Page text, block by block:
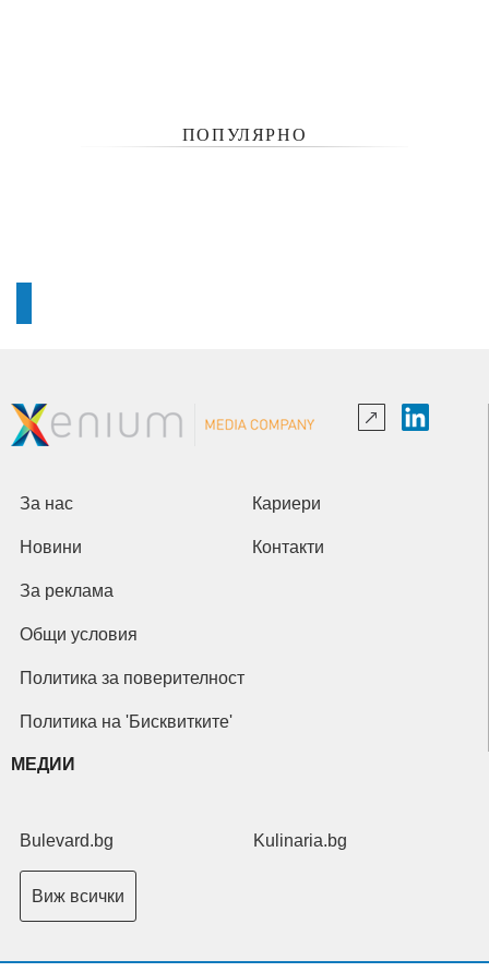
ПОПУЛЯРНО
За нас Кариери
Новини Контакти
За реклама
Общи условия
Политика за поверителност
Политика на 'Бисквитките'
МЕДИИ
Bulevard.bg Kulinaria.bg
Виж всички